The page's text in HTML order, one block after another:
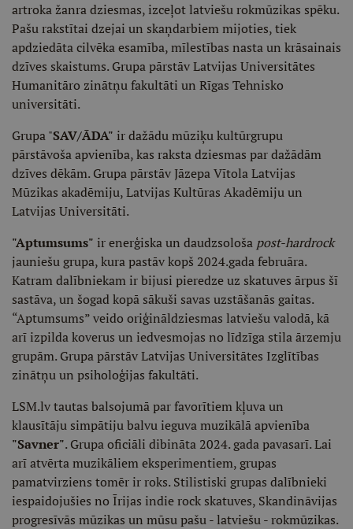
artroka žanra dziesmas, izceļot latviešu rokmūzikas spēku.
Pašu rakstītai dzejai un skaņdarbiem mijoties, tiek
apdziedāta cilvēka esamība, mīlestības nasta un krāsainais
dzīves skaistums. Grupa pārstāv Latvijas Universitātes
Humanitāro zinātņu fakultāti un Rīgas Tehnisko
universitāti.
Grupa "SAV/ĀDA" ir dažādu mūziķu kultūrgrupu
pārstāvoša apvienība, kas raksta dziesmas par dažādām
dzīves dēkām. Grupa pārstāv Jāzepa Vītola Latvijas
Mūzikas akadēmiju, Latvijas Kultūras Akadēmiju un
Latvijas Universitāti.
"Aptumsums" ir enerģiska un daudzsološa post-hardrock
jauniešu grupa, kura pastāv kopš 2024.gada februāra.
Katram dalībniekam ir bijusi pieredze uz skatuves ārpus šī
sastāva, un šogad kopā sākuši savas uzstāšanās gaitas.
“Aptumsums” veido oriģināldziesmas latviešu valodā, kā
arī izpilda koverus un iedvesmojas no līdzīga stila ārzemju
grupām. Grupa pārstāv Latvijas Universitātes Izglītības
zinātņu un psiholoģijas fakultāti.
LSM.lv tautas balsojumā par favorītiem kļuva un
klausītāju simpātiju balvu ieguva muzikālā apvienība
"Savner". Grupa oficiāli dibināta 2024. gada pavasarī. Lai
arī atvērta muzikāliem eksperimentiem, grupas
pamatvirziens tomēr ir roks. Stilistiski grupas dalībnieki
iespaidojušies no Īrijas indie rock skatuves, Skandināvijas
progresīvās mūzikas un mūsu pašu - latviešu - rokmūzikas.